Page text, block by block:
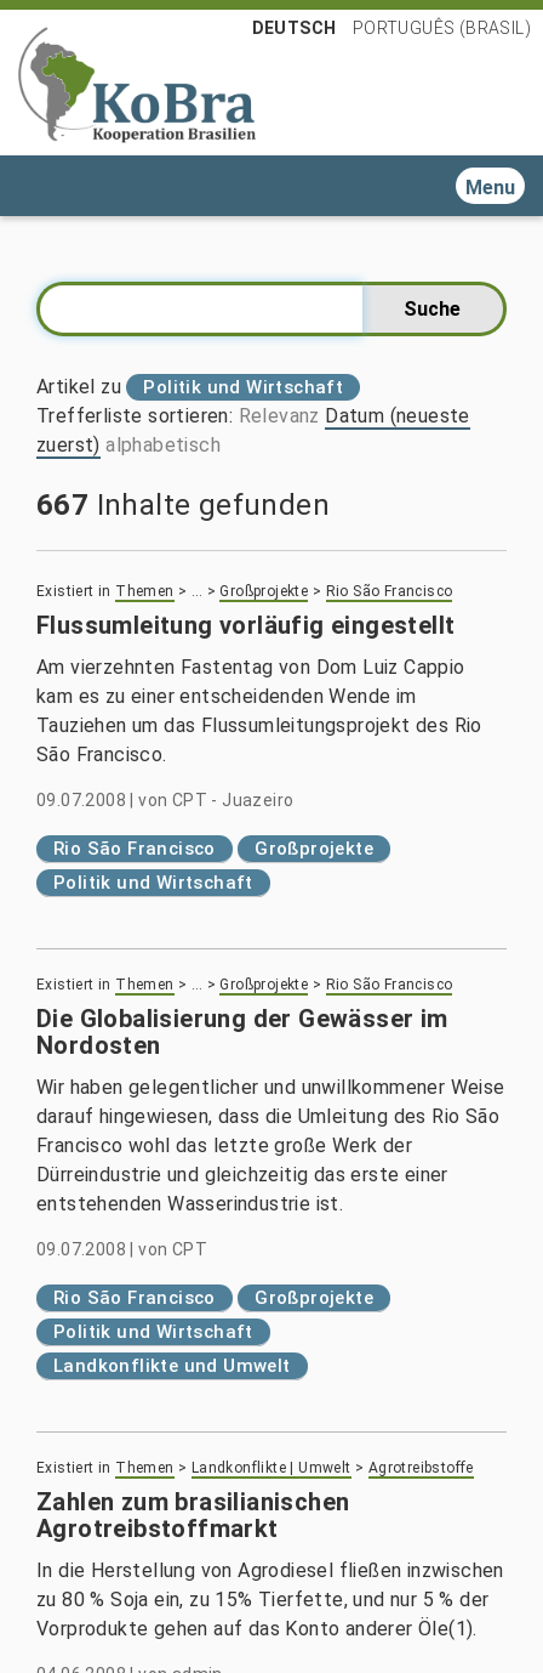
DEUTSCH PORTUGUÊS (BRASIL)
Toggle
Artikel zu Politik und Wirtschaft
Trefferliste sortieren: Relevanz Datum (neueste
zuerst) alphabetisch
667 Inhalte gefunden
Existiert in Themen > … >Großprojekte > Rio São Francisco
Flussumleitung vorläufig eingestellt
Am vierzehnten Fastentag von Dom Luiz Cappio
kam es zu einer entscheidenden Wende im
Tauziehen um das Flussumleitungsprojekt des Rio
São Francisco.
09.07.2008 |von CPT - Juazeiro
Rio São Francisco
Großprojekte
Politik und Wirtschaft
Existiert in Themen > … >Großprojekte > Rio São Francisco
Die Globalisierung der Gewässer im
Nordosten
Wir haben gelegentlicher und unwillkommener Weise
darauf hingewiesen, dass die Umleitung des Rio São
Francisco wohl das letzte große Werk der
Dürreindustrie und gleichzeitig das erste einer
entstehenden Wasserindustrie ist.
09.07.2008 |von CPT
Rio São Francisco
Großprojekte
Politik und Wirtschaft
Landkonflikte und Umwelt
Existiert in Themen > Landkonflikte | Umwelt > Agrotreibstoffe
Zahlen zum brasilianischen
Agrotreibstoffmarkt
In die Herstellung von Agrodiesel fließen inzwischen
zu 80 % Soja ein, zu 15% Tierfette, und nur 5 % der
Vorprodukte gehen auf das Konto anderer Öle(1).